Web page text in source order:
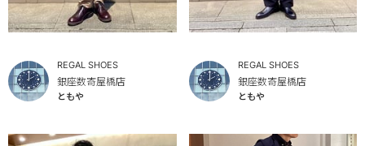
REGAL SHOES
銀座数寄屋橋店
ともや
REGAL SHOES
銀座数寄屋橋店
ともや